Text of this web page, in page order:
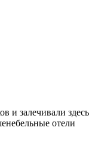
и залечивали здесь
отели